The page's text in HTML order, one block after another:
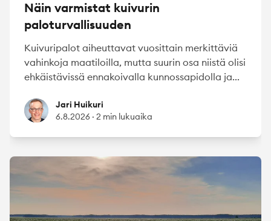
Näin varmistat kuivurin
paloturvallisuuden
Kuivuripalot aiheuttavat vuosittain merkittäviä
vahinkoja maatiloilla, mutta suurin osa niistä olisi
ehkäistävissä ennakoivalla kunnossapidolla ja...
Jari HuikuriJari Huikuri
6.8.2026 · 2 min lukuaika